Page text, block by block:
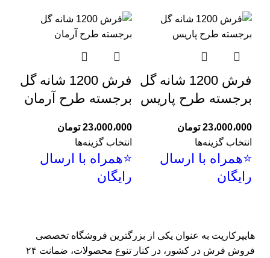
فرش 1200 شانه گل
برجسته طرح پاریس
23،000،000 تومان
انتخاب گزینه‌ها
⭐همراه با ارسال
رایگان
فرش 1200 شانه گل
برجسته طرح آرمان
23،000،000 تومان
انتخاب گزینه‌ها
⭐همراه با ارسال
رایگان
هایپرکارپت به عنوان یکی از بزرگترین فروشگاه تخصصی
فروش فرش در کشور، در کنار تنوع محصولات، ضمانت ۲۴